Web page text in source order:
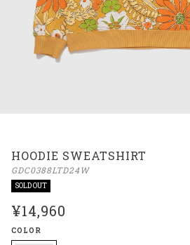
HOODIE SWEATSHIRT
GDC0388LTD24W
SOLD OUT
¥14,960
COLOR